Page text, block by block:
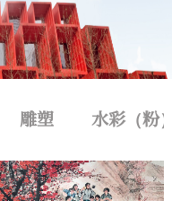
雕塑 水彩（粉